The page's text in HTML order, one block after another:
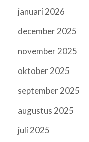
januari 2026
december 2025
november 2025
oktober 2025
september 2025
augustus 2025
juli 2025